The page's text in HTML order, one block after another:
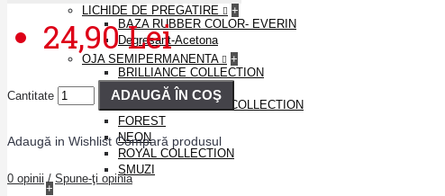
LICHIDE DE PREGATIRE
+
BAZA RUBBER COLOR- EVERIN
Degresant-Acetona
OJA SEMIPERMANENTA
+
BRILLIANCE COLLECTION
DISCO
EVERIN PRESTIGE COLLECTION
FOREST
NEON
ROYAL COLLECTION
SMUZI
+
24,90 Lei
Cantitate ADAUGĂ ÎN COŞ
Adaugă in Wishlist Compară produsul
0 opinii / Spune-ţi opinia